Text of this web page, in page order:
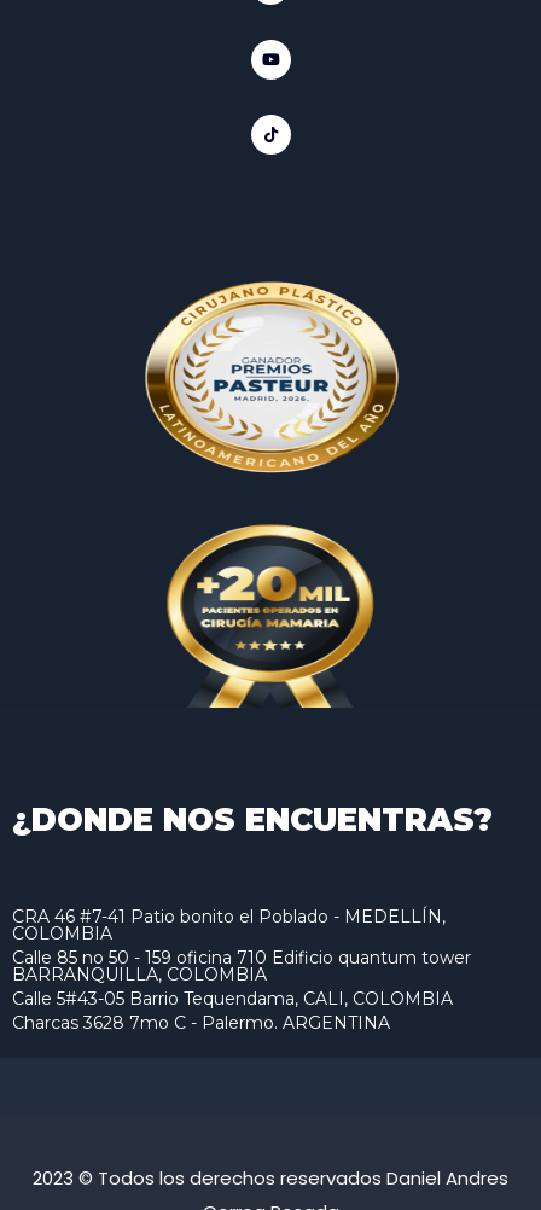
¿DONDE NOS ENCUENTRAS?
CRA 46 #7-41 Patio bonito el Poblado - MEDELLÍN,
COLOMBIA
Calle 85 no 50 - 159 oficina 710 Edificio quantum tower
BARRANQUILLA, COLOMBIA
Calle 5#43-05 Barrio Tequendama, CALI, COLOMBIA
Charcas 3628 7mo C - Palermo. ARGENTINA
2023 © Todos los derechos reservados Daniel Andres